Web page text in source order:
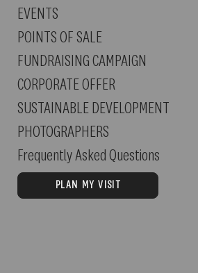
EVENTS
POINTS OF SALE
FUNDRAISING CAMPAIGN
CORPORATE OFFER
SUSTAINABLE DEVELOPMENT
PHOTOGRAPHERS
Frequently Asked Questions
PLAN MY VISIT